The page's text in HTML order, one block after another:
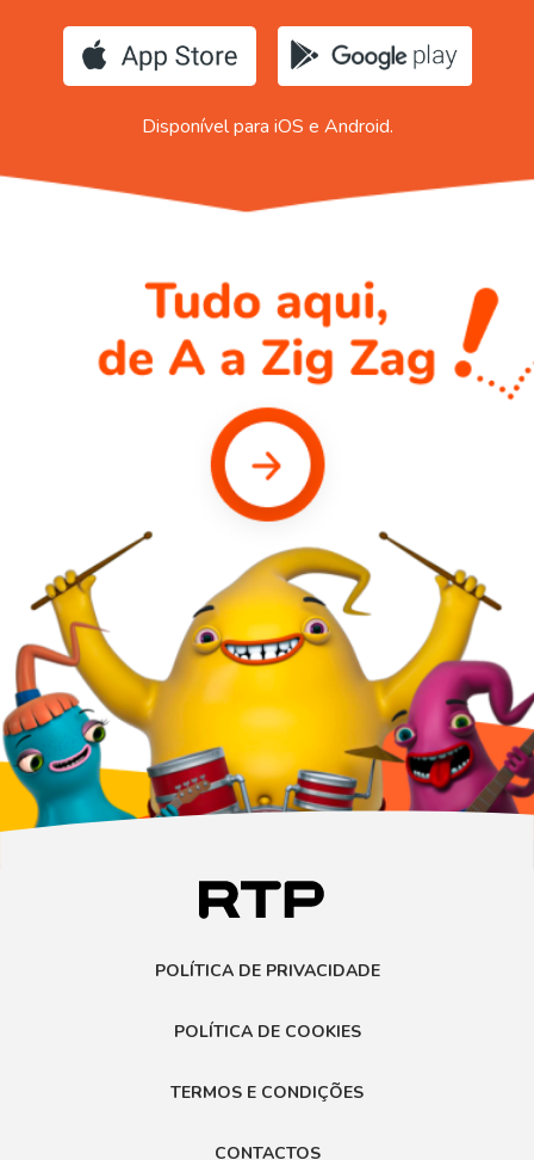
Disponível para iOS e Android.
POLÍTICA DE PRIVACIDADE
POLÍTICA DE COOKIES
TERMOS E CONDIÇÕES
CONTACTOS